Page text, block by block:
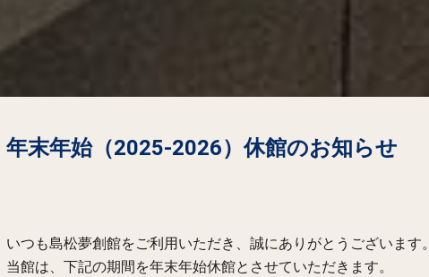
年末年始（2025-2026）休館のお知らせ
いつも島松夢創館をご利用いただき、誠にありがとうございます
当館は、下記の期間を年末年始休館とさせていただきます。